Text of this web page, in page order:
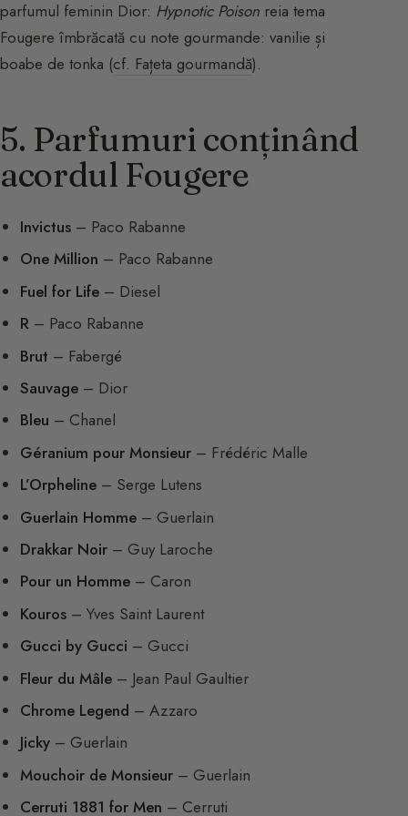
parfumul feminin Dior: Hypnotic Poison reia tema
Fougere îmbrăcată cu note gourmande: vanilie și
boabe de tonka (cf. Fațeta gourmandă).
5. Parfumuri conținând
acordul Fougere
Invictus – Paco Rabanne
One Million – Paco Rabanne
Fuel for Life – Diesel
R – Paco Rabanne
Brut – Fabergé
Sauvage – Dior
Bleu – Chanel
Géranium pour Monsieur – Frédéric Malle
L’Orpheline – Serge Lutens
Guerlain Homme – Guerlain
Drakkar Noir – Guy Laroche
Pour un Homme – Caron
Kouros – Yves Saint Laurent
Gucci by Gucci – Gucci
Fleur du Mâle – Jean Paul Gaultier
Chrome Legend – Azzaro
Jicky – Guerlain
Mouchoir de Monsieur – Guerlain
Cerruti 1881 for Men – Cerruti